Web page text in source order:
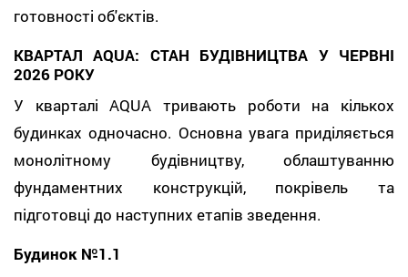
готовності об'єктів.
КВАРТАЛ AQUA: СТАН БУДІВНИЦТВА У ЧЕРВНІ
2026 РОКУ
У кварталі AQUA тривають роботи на кількох
будинках одночасно. Основна увага приділяється
монолітному будівництву, облаштуванню
фундаментних конструкцій, покрівель та
підготовці до наступних етапів зведення.
Будинок №1.1